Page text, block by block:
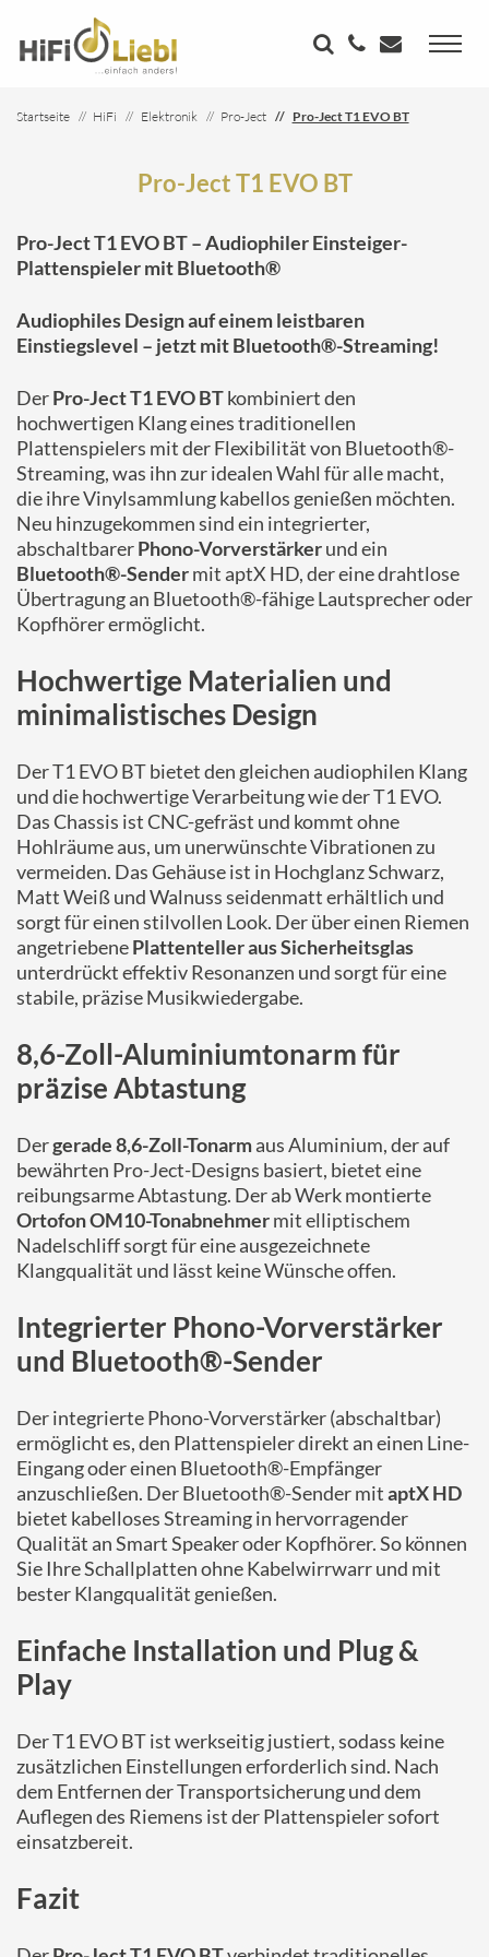
Startseite HiFi Elektronik Pro-Ject Pro-Ject T1 EVO BT
Pro-Ject T1 EVO BT
Pro-Ject T1 EVO BT – Audiophiler Einsteiger-
Plattenspieler mit Bluetooth®
Audiophiles Design auf einem leistbaren
Einstiegslevel – jetzt mit Bluetooth®-Streaming!
DerPro-Ject T1 EVO BTkombiniert den
hochwertigen Klang eines traditionellen
Plattenspielers mit der Flexibilität von Bluetooth®-
Streaming, was ihn zur idealen Wahl für alle macht,
die ihre Vinylsammlung kabellos genießen möchten.
Neu hinzugekommen sind ein integrierter,
abschaltbarerPhono-Vorverstärkerund ein
Bluetooth®-Sendermit aptX HD, der eine drahtlose
Übertragung an Bluetooth®-fähige Lautsprecher oder
Kopfhörer ermöglicht.
Hochwertige Materialien und
minimalistisches Design
Der T1 EVO BT bietet den gleichen audiophilen Klang
und die hochwertige Verarbeitung wie der T1 EVO.
Das Chassis ist CNC-gefräst und kommt ohne
Hohlräume aus, um unerwünschte Vibrationen zu
vermeiden. Das Gehäuse ist in Hochglanz Schwarz,
Matt Weiß und Walnuss seidenmatt erhältlich und
sorgt für einen stilvollen Look. Der über einen Riemen
angetriebenePlattenteller aus Sicherheitsglas
unterdrückt effektiv Resonanzen und sorgt für eine
stabile, präzise Musikwiedergabe.
8,6-Zoll-Aluminiumtonarm für
präzise Abtastung
Dergerade 8,6-Zoll-Tonarmaus Aluminium, der auf
bewährten Pro-Ject-Designs basiert, bietet eine
reibungsarme Abtastung. Der ab Werk montierte
Ortofon OM10-Tonabnehmermit elliptischem
Nadelschliff sorgt für eine ausgezeichnete
Klangqualität und lässt keine Wünsche offen.
Integrierter Phono-Vorverstärker
und Bluetooth®-Sender
Der integrierte Phono-Vorverstärker (abschaltbar)
ermöglicht es, den Plattenspieler direkt an einen Line-
Eingang oder einen Bluetooth®-Empfänger
anzuschließen. Der Bluetooth®-Sender mitaptX HD
bietet kabelloses Streaming in hervorragender
Qualität an Smart Speaker oder Kopfhörer. So können
Sie Ihre Schallplatten ohne Kabelwirrwarr und mit
bester Klangqualität genießen.
Einfache Installation und Plug &
Play
Der T1 EVO BT ist werkseitig justiert, sodass keine
zusätzlichen Einstellungen erforderlich sind. Nach
dem Entfernen der Transportsicherung und dem
Auflegen des Riemens ist der Plattenspieler sofort
einsatzbereit.
Fazit